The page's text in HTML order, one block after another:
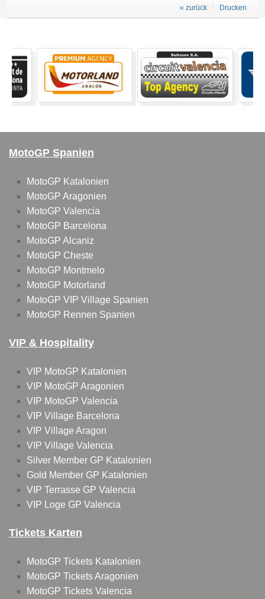
Drucken
« zurück
MotoGP Spanien
MotoGP Katalonien
MotoGP Aragonien
MotoGP Valencia
MotoGP Barcelona
MotoGP Alcaniz
MotoGP Cheste
MotoGP Montmelo
MotoGP Motorland
MotoGP VIP Village Spanien
MotoGP Rennen Spanien
VIP & Hospitality
VIP MotoGP Katalonien
VIP MotoGP Aragonien
VIP MotoGP Valencia
VIP Village Barcelona
VIP Village Aragon
VIP Village Valencia
Silver Member GP Katalonien
Gold Member GP Katalonien
VIP Terrasse GP Valencia
VIP Loge GP Valencia
Tickets Karten
MotoGP Tickets Katalonien
MotoGP Tickets Aragonien
MotoGP Tickets Valencia